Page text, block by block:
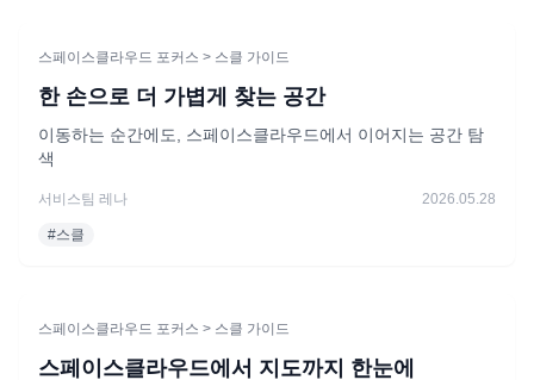
스페이스클라우드 포커스 > 스클 가이드
한 손으로 더 가볍게 찾는 공간
이동하는 순간에도, 스페이스클라우드에서 이어지는 공간 탐
색
서비스팀 레나 2026.05.28
#스클
스페이스클라우드 포커스 > 스클 가이드
스페이스클라우드에서 지도까지 한눈에